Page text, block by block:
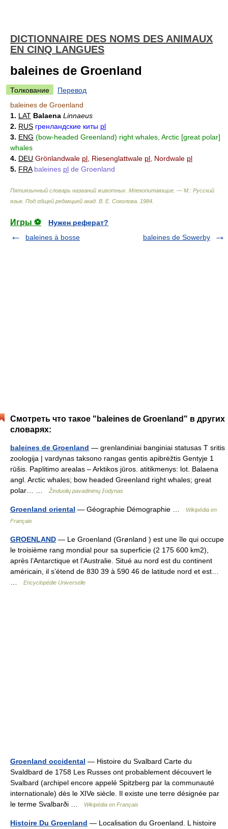
DICTIONNAIRE DES NOMS DES ANIMAUX
EN CINQ LANGUES
baleines de Groenland
Толкование
Перевод
baleines de Groenland
1. LAT Balaena Linnaeus
2. RUS гренландские киты pl
3. ENG (bow-headed Greenland) right whales, Arctic [great polar]
whales
4. DEU Grönlandwale pl , Riesenglattwale pl , Nordwale pl
5. FRA baleines pl de Groenland
Пятиязычный словарь названий животных. Млекопитающие. — М.: Русский
язык. Под общей редакцией акад. В. Е. Соколова 1984
Игры ⚽
Нужен реферат?
baleines à bosse
baleines de Sowerby
Смотреть что такое "baleines de Groenland" в других
словарях:
baleines de Groenland — grenlandiniai banginiai statusas T sritis
zoologija | vardynas taksono rangas gentis apibrėžtis Gentyje 1
rūšis. Paplitimo arealas – Arktikos jūros. atitikmenys: lot. Balaena
angl. Arctic whales; bow headed Greenland right whales; great
polar… …
Žinduolių pavadinimų žodynas
Groenland oriental — Géographie Démographie …
Wikipédia en
Français
GROENLAND — Le Groenland (Grønland ) est une île qui occupe
le troisième rang mondial pour sa superficie (2 175 600 km2),
après l’Antarctique et l’Australie. Situé au nord est du continent
américain, il s’étend de 830 39 à 590 46 de latitude nord et est…
Encyclopédie Universelle
Groenland occidental — Histoire du Svalbard Carte du
Svaldbard de 1758 Les Russes ont probablement découvert le
Svalbard (archipel encore appelé Spitzberg par la communauté
internationale) dès le XIVe siècle. Il existe une terre désignée par
le terme Svalbarði …
Wikipédia en Français
Histoire Du Groenland — Localisation du Groenland. L histoire